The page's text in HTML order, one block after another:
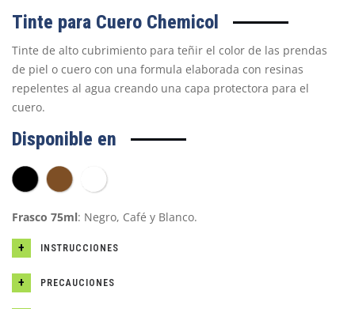
Tinte para Cuero Chemicol
Tinte de alto cubrimiento para teñir el color de las prendas
de piel o cuero con una formula elaborada con resinas
repelentes al agua creando una capa protectora para el
cuero.
Disponible en
Frasco 75ml: Negro, Café y Blanco.
INSTRUCCIONES
PRECAUCIONES